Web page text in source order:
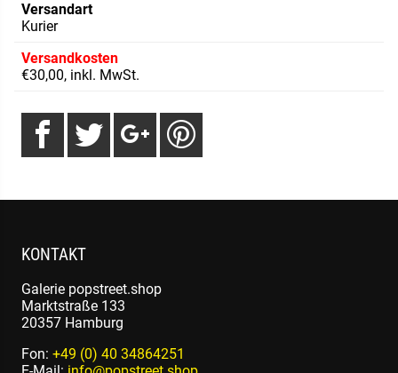
Versandart
Kurier
Versandkosten
€30,00, inkl. MwSt.
KONTAKT
Galerie popstreet.shop
Marktstraße 133
20357 Hamburg
Fon: +49 (0) 40 34864251